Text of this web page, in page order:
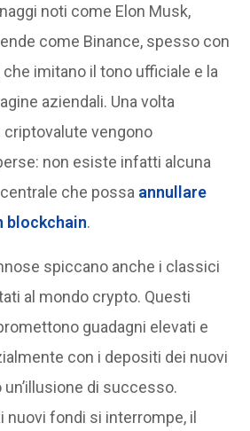
noti come Elon Musk,
come Binance, spesso con
imitano il tono ufficiale e la
aziendali. Una volta
criptovalute vengono
non esiste infatti alcuna
che possa annullare
blockchain.
spiccano anche i classici
al mondo crypto. Questi
guadagni elevati e
con i depositi dei nuovi
di successo.
nuovi fondi si interrompe, il